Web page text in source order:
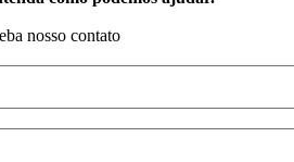
nosso contato